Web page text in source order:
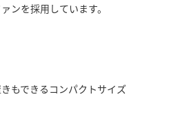
ンを採用しています。
もできるコンパクトサイズ